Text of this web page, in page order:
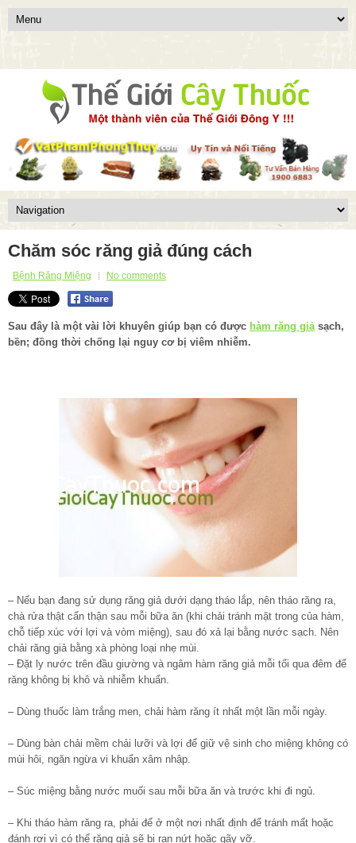
Chăm sóc răng giả đúng cách
Bệnh Răng Miệng No comments
Sau đây là một vài lời khuyên giúp bạn có được hàm răng giảsạch,
bền; đồng thời chống lại nguy cơ bị viêm nhiễm.
– Nếu bạn đang sử dụng răng giả dưới dạng tháo lắp, nên tháo răng ra,
chà rửa thật cẩn thận sau mỗi bữa ăn (khi chải tránh mặt trong của hàm,
chỗ tiếp xúc với lợi và vòm miệng), sau đó xả lại bằng nước sạch. Nên
chải răng giả bằng xà phòng loại nhẹ mùi.
– Đặt ly nước trên đầu giường và ngâm hàm răng giả mỗi tối qua đêm để
răng không bị khô và nhiễm khuẩn.
– Dùng thuốc làm trắng men, chải hàm răng ít nhất một lần mỗi ngày.
– Dùng bàn chải mềm chải lưỡi và lợi để giữ vệ sinh cho miệng không có
mùi hôi, ngăn ngừa vi khuẩn xâm nhập.
– Súc miệng bằng nước muối sau mỗi bữa ăn và trước khi đi ngủ.
– Khi tháo hàm răng ra, phải để ở một nơi nhất định để tránh mất hoặc
đánh rơi vì có thể răng giả sẽ bị rạn nứt hoặc gãy vỡ.